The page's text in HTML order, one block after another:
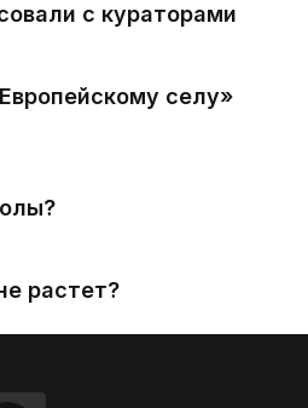
с кураторами
селу»
растет?